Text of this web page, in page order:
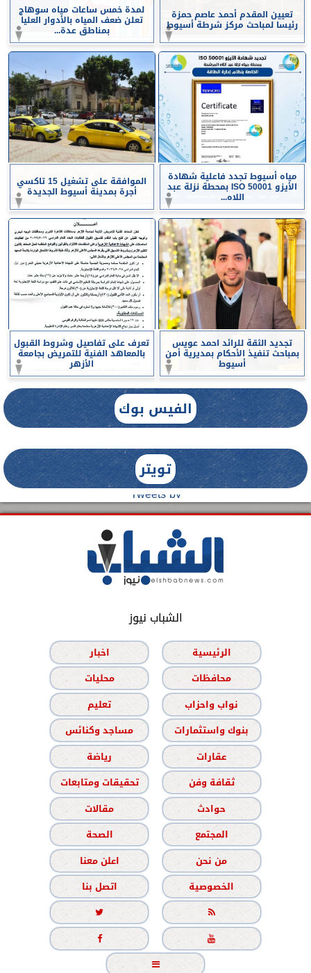
تعيين المقدم أحمد عاصم حمزة
رئيسا لمباحث مركز شرطة أسيوط
لمدة خمس ساعات مياه سوهاج
تعلن ضعف المياه بالأدوار العليا
بمناطق عدة...
مياه أسيوط تجدد فاعلية شهادة
الأيزو ISO 50001 بمحطة نزلة عبد
اللاه...
الموافقة على تشغيل 15 تاكسي
أجرة بمدينة أسيوط الجديدة
تجديد الثقة للرائد احمد عويس
بمباحث تنفيذ الأحكام بمديرية أمن
أسيوط
تعرف على تفاصيل وشروط القبول
بالمعاهد الفنية للتمريض بجامعة
الأزهر
الفيس بوك
تويتر
Tweets by
الشباب نيوز
الرئيسية
اخبار
محافظات
محليات
نواب واحزاب
تعليم
بنوك واستثمارات
مساجد وكنائس
عقارات
رياضة
ثقافة وفن
تحقيقات ومتابعات
حوادث
مقالات
المجتمع
الصحة
من نحن
اعلن معنا
الخصوصية
اتصل بنا




